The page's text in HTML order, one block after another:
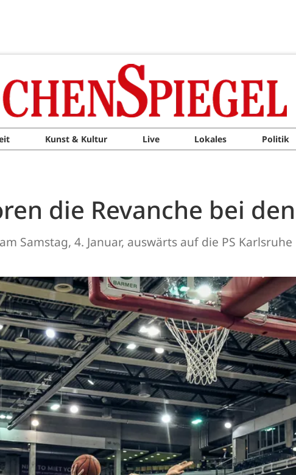
Kunst & Kultur Live Lokales Politik
die Revanche bei
Samstag, 4. Januar, auswärts auf die PS Karlsruhe